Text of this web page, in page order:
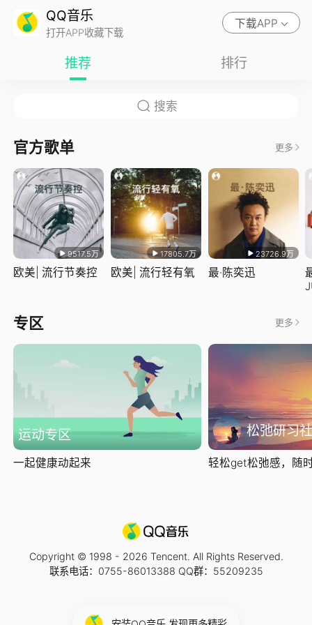
QQ音乐
打开APP收藏下载
下载APP
推荐 排行
官方歌单 更多
9517.5万
欧美| 流行节奏控
17805.7万
欧美| 流行轻有氧
23726.9万
最·陈奕迅
专区 更多
运动专区
一起健康动起来
松弛研习社
轻松get松弛感，随
Copyright © 1998 - 2026 Tencent. All Rights Reserved.
联系电话：0755-86013388 QQ群：55209235